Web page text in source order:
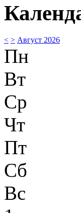
< > Август 2026
Пн
Вт
Ср
Чт
Пт
Сб
Вс